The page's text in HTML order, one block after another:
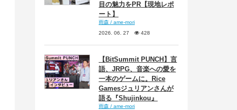
目の魅力をPR【現地レポ
ート】
雨森 / ame-mori
2026. 06. 27
428
【BitSummit PUNCH】言
語、JRPG、音楽への愛を
一本のゲームに。Rice
Gamesジュリアンさんが
語る『Shujinkou』
雨森 / ame-mori